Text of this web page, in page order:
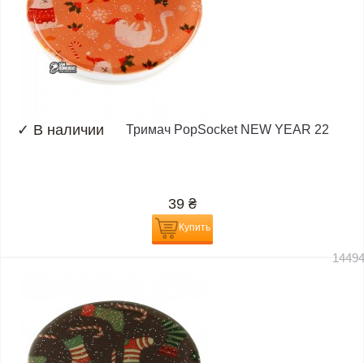
✓ В наличии Тримач PopSocket NEW YEAR 22
39 ₴
Купить